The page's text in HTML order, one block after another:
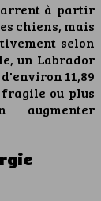
à partir
chiens, mais
selon
un Labrador
11,89
ou plus